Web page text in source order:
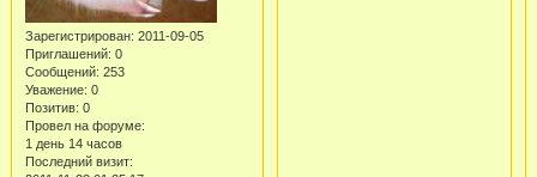
Зарегистрирован: 2011-09-05
Приглашений: 0
Сообщений: 253
Уважение: 0
Позитив: 0
Провел на форуме:
1 день 14 часов
Последний визит: